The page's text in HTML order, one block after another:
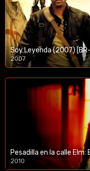
Soy Leyenda (2007)
2007
1080p/720p
Pesadilla en la calle
2010
1080p/720p